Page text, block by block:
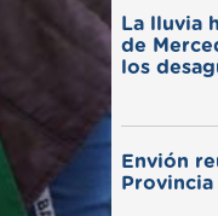
La lluvia
de
los
Envión